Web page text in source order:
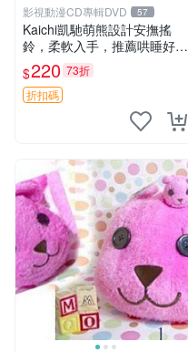
影視動漫CD專輯DVD 57
Kaichi凱馳萌熊設計安撫搖
鈴，柔軟入手，推薦哄睡好選
擇 熊公仔 安撫玩具 喂食環
$220 73折
折扣碼